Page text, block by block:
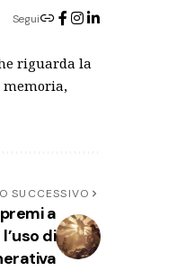
Segui
riguarda la
memoria,
SUCCESSIVO
a
di